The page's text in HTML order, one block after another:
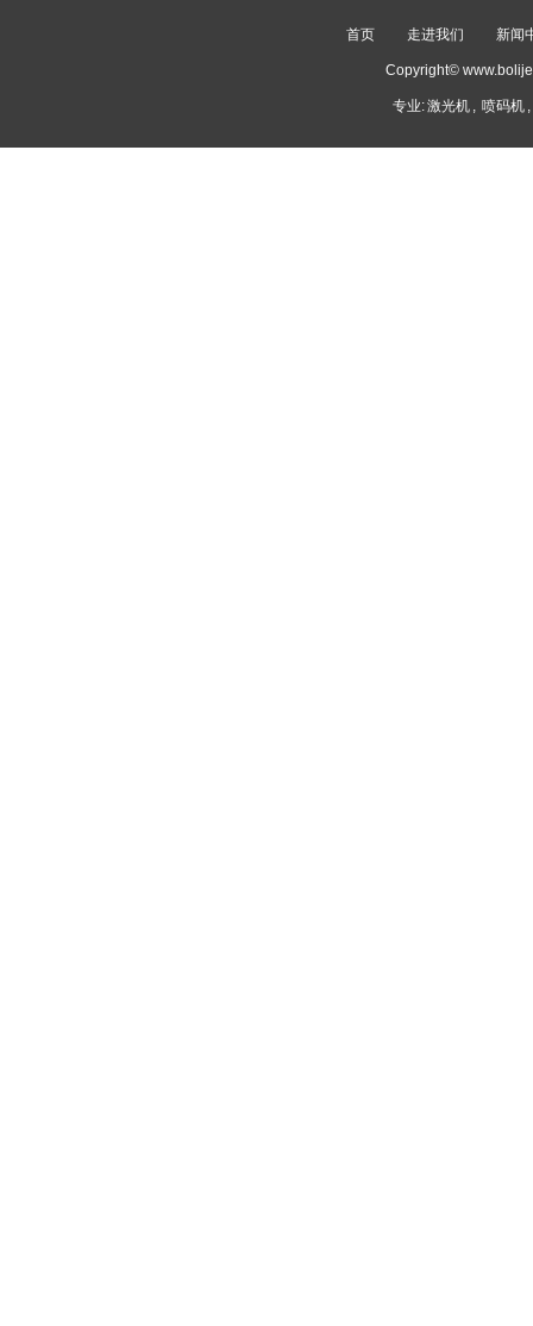
首页 走进我们 新闻
Copyright©
专业:激光机 , 喷码机 ,